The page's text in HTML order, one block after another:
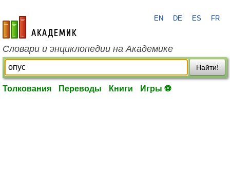
academic.ru
EN DE ES FR
Словари и энциклопедии на Академике
Найти!
Толкования Переводы Книги Игры ⚽